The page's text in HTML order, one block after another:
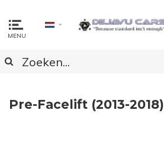
MENU
Pre-Facelift (2013-2018)